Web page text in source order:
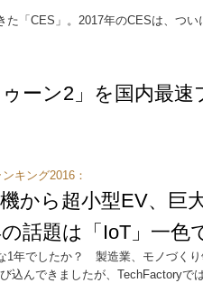
た「CES」。2017年のCESは、つ
ゥーン2」を国内最
キング2016：
から超小型EV、巨
話題は「IoT」一色
1年でしたか？ 製造業、モノづく
込んできましたが、TechFactoryで